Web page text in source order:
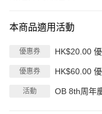
本商品適用活動
優惠券 HK$20.00
優惠券 HK$60.00
活動 OB 8th周年